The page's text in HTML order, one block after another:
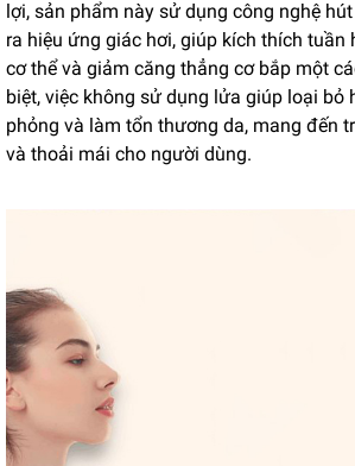
lợi, sản phẩm này sử dụng công nghệ
ra hiệu ứng giác hơi, giúp kích thích tuần
cơ thể và giảm căng thẳng cơ bắp một
biệt, việc không sử dụng lửa giúp loại bỏ
phỏng và làm tổn thương da, mang đến
và thoải mái cho người dùng.